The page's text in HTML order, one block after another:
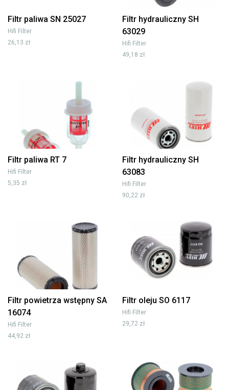
Filtr paliwa SN 25027
Hifi Filter
26,13 zł
Filtr hydrauliczny SH
63029
Hifi Filter
49,18 zł
Filtr paliwa RT 7
Hifi Filter
5,35 zł
Filtr hydrauliczny SH
63083
Hifi Filter
90,22 zł
Filtr powietrza wstępny SA
16074
Hifi Filter
44,92 zł
Filtr oleju SO 6117
Hifi Filter
29,72 zł